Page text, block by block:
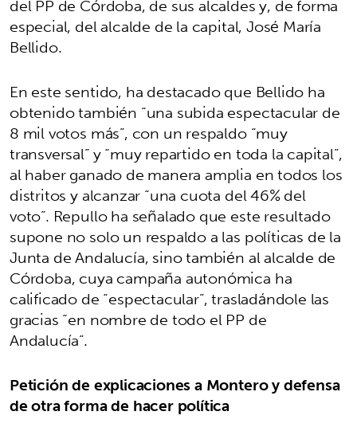
especial, del alcalde de la capital, José María
Bellido.
En este sentido, ha destacado que Bellido ha
obtenido también “una subida espectacular de
8 mil votos más”, con un respaldo “muy
transversal” y “muy repartido en toda la capital”,
al haber ganado de manera amplia en todos los
distritos y alcanzar “una cuota del 46% del
voto”. Repullo ha señalado que este resultado
supone no solo un respaldo a las políticas de la
Junta de Andalucía, sino también al alcalde de
Córdoba, cuya campaña autonómica ha
calificado de “espectacular”, trasladándole las
gracias “en nombre de todo el PP de
Andalucía”.
Petición de explicaciones a Montero y defensa
de otra forma de hacer política